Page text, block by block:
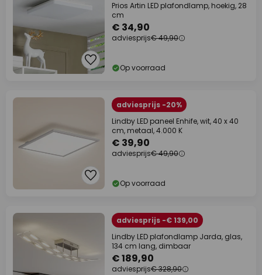
Prios Artin LED plafondlamp, hoekig, 28
cm
€ 34,90
adviesprijs€ 49,90
Op voorraad
adviesprijs -20%
Lindby LED paneel Enhife, wit, 40 x 40
cm, metaal, 4.000 K
€ 39,90
adviesprijs€ 49,90
Op voorraad
adviesprijs -€ 139,00
Lindby LED plafondlamp Jarda, glas,
134 cm lang, dimbaar
€ 189,90
adviesprijs€ 328,90